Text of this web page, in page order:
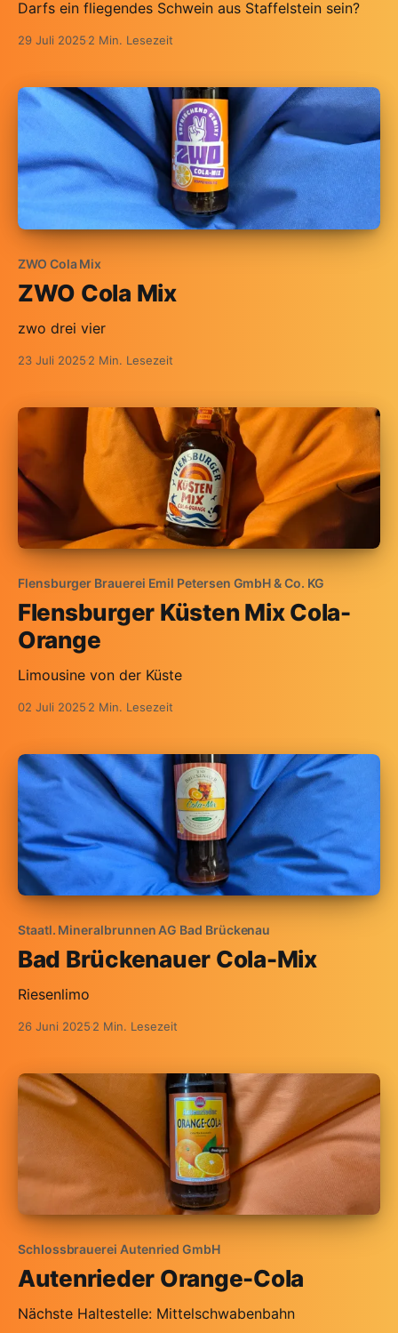
Darfs ein fliegendes Schwein aus Staffelstein sein?
29 Juli 2025 2 Min. Lesezeit
ZWO Cola Mix
ZWO Cola Mix
zwo drei vier
23 Juli 2025 2 Min. Lesezeit
Flensburger Brauerei Emil Petersen GmbH & Co. KG
Flensburger Küsten Mix Cola-
Orange
Limousine von der Küste
02 Juli 2025 2 Min. Lesezeit
Staatl. Mineralbrunnen AG Bad Brückenau
Bad Brückenauer Cola-Mix
Riesenlimo
26 Juni 2025 2 Min. Lesezeit
Schlossbrauerei Autenried GmbH
Autenrieder Orange-Cola
Nächste Haltestelle: Mittelschwabenbahn